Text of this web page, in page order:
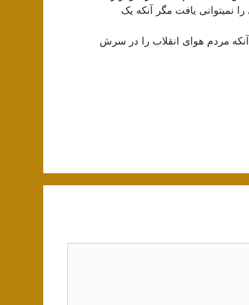
نمیتوانی يافت‌ مگر آنکه‌ يک‌
مردم‌ هوای انقلاب‌ را در سرش‌